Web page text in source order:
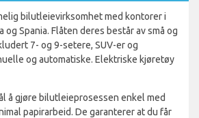
bilutleievirksomhet med kontorer i
og Spania. Flåten deres består av små og
7- og 9-setere, SUV-er og
og automatiske. Elektriske kjøretøy
å gjøre bilutleieprosessen enkel med
papirarbeid. De garanterer at du får